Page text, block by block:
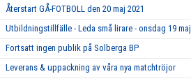
Återstart GÅ-FOTBOLL den 20 maj 2021
Utbildningstillfälle - Leda små lirare - onsdag 19 maj
Fortsatt ingen publik på Solberga BP
Leverans & uppackning av våra nya matchtröjor